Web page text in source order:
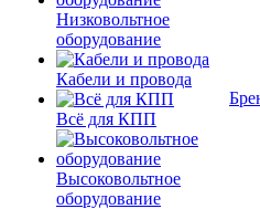
Низковольтное
оборудование
Кабели и провода
Всё для КПП
Высоковольтное
оборудование